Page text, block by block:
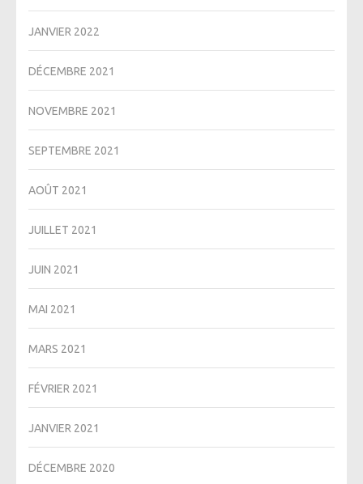
JANVIER 2022
DÉCEMBRE 2021
NOVEMBRE 2021
SEPTEMBRE 2021
AOÛT 2021
JUILLET 2021
JUIN 2021
MAI 2021
MARS 2021
FÉVRIER 2021
JANVIER 2021
DÉCEMBRE 2020